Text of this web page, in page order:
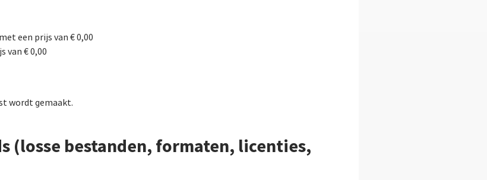
een prijs van € 0,00
van € 0,00
wordt gemaakt.
(losse bestanden, formaten, licenties,